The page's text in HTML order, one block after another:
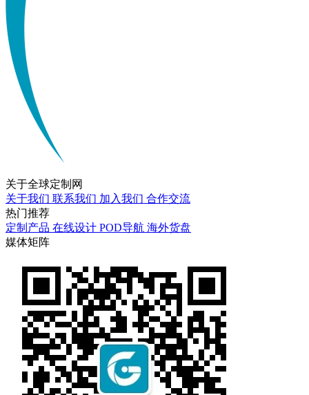
关于全球定制网
关于我们 联系我们 加入我们 合作交流
热门推荐
定制产品 在线设计 POD导航 海外货盘
媒体矩阵